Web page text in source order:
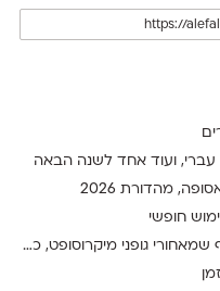
מהדורת 2026
חופשי
מיקרוסופט, כפי שנחשף בארכיון של נינתו